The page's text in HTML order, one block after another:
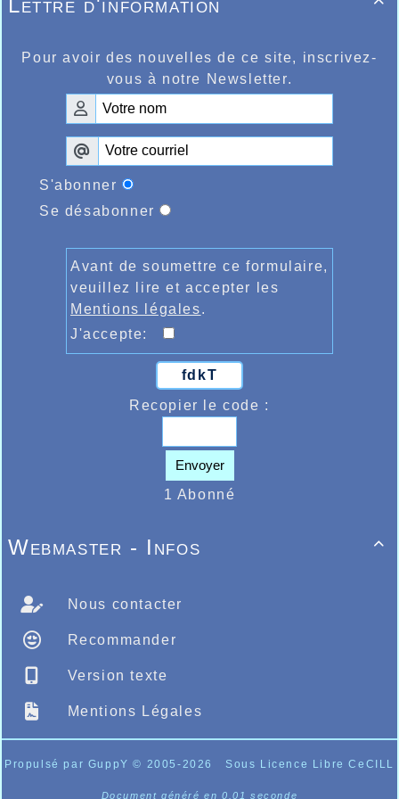
9èmeplace en espoir fille pour Justine
la ligne d’arrivée en 3h03.52, 11ème
master
1, au semi-marathon Antoine Catoire
réalisait 1h41.42
Route du Louvre 2022
Peu importe la couleur et le club, l'amitié et
Lettre d'information
Pour avoir des nouvelles de ce site, inscrivez-
vous à notre Newsletter.
S'abonner
Se désabonner
Avant de soumettre ce formulaire,
veuillez lire et accepter les
Mentions légales.
J'accepte:
fdkT
Recopier le code :
Envoyer
1 Abonné

Webmaster - Infos
Nous contacter
Recommander
Version texte
Mentions Légales
Propulsé par GuppY© 2005-2026 Sous Licence Libre CeCILL
Document généré en 0.01 seconde